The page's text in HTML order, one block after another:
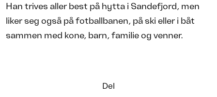
Han trives aller best på hytta i Sandefjord, men
liker seg også på fotballbanen, på ski eller i båt
sammen med kone, barn, familie og venner.
Del